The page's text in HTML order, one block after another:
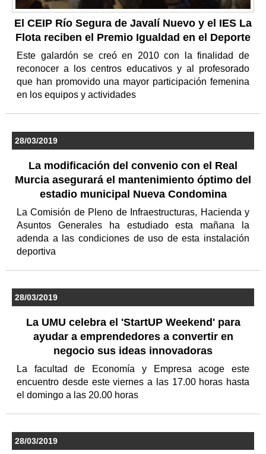
El CEIP Río Segura de Javalí Nuevo y el IES La
Flota reciben el Premio Igualdad en el Deporte
Este galardón se creó en 2010 con la finalidad de
reconocer a los centros educativos y al profesorado
que han promovido una mayor participación femenina
en los equipos y actividades
28/03/2019
La modificación del convenio con el Real
Murcia asegurará el mantenimiento óptimo del
estadio municipal Nueva Condomina
La Comisión de Pleno de Infraestructuras, Hacienda y
Asuntos Generales ha estudiado esta mañana la
adenda a las condiciones de uso de esta instalación
deportiva
28/03/2019
La UMU celebra el 'StartUP Weekend' para
ayudar a emprendedores a convertir en
negocio sus ideas innovadoras
La facultad de Economía y Empresa acoge este
encuentro desde este viernes a las 17.00 horas hasta
el domingo a las 20.00 horas
28/03/2019